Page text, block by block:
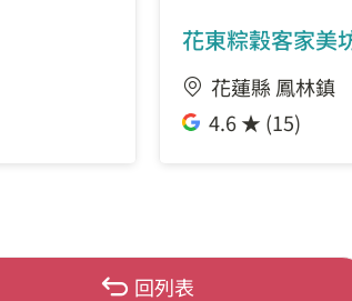
花東粽穀客家美
花蓮縣 鳳林鎮
4.6 ★ (15)
回列表